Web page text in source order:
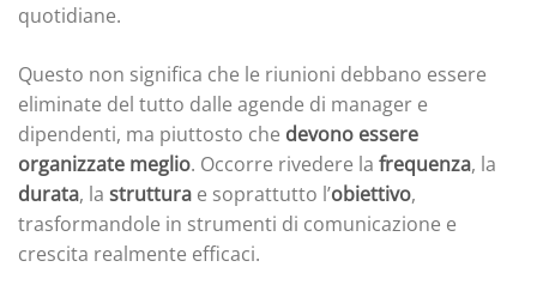
quotidiane.
Questo non significa che le riunioni debbano essere
eliminate del tutto dalle agende di manager e
dipendenti, ma piuttosto che devono essere
organizzate meglio. Occorre rivedere la frequenza, la
durata, la struttura e soprattutto l’obiettivo,
trasformandole in strumenti di comunicazione e
crescita realmente efficaci.